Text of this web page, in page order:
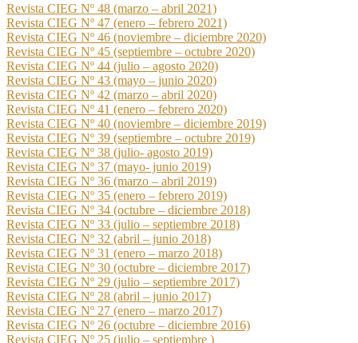
Revista CIEG Nº 25 (julio – septiembre )
Revista CIEG Nº 26 (octubre – diciembre 2016)
Revista CIEG Nº 27 (enero – marzo 2017)
Revista CIEG Nº 28 (abril – junio 2017)
Revista CIEG Nº 29 (julio – septiembre 2017)
Revista CIEG Nº 30 (octubre – diciembre 2017)
Revista CIEG Nº 31 (enero – marzo 2018)
Revista CIEG Nº 32 (abril – junio 2018)
Revista CIEG Nº 33 (julio – septiembre 2018)
Revista CIEG Nº 34 (octubre – diciembre 2018)
Revista CIEG Nº 35 (enero – febrero 2019)
Revista CIEG Nº 36 (marzo – abril 2019)
Revista CIEG Nº 37 (mayo- junio 2019)
Revista CIEG Nº 38 (julio- agosto 2019)
Revista CIEG Nº 39 (septiembre – octubre 2019)
Revista CIEG Nº 40 (noviembre – diciembre 2019)
Revista CIEG Nº 41 (enero – febrero 2020)
Revista CIEG Nº 42 (marzo – abril 2020)
Revista CIEG Nº 43 (mayo – junio 2020)
Revista CIEG Nº 44 (julio – agosto 2020)
Revista CIEG Nº 45 (septiembre – octubre 2020)
Revista CIEG Nº 46 (noviembre – diciembre 2020)
Revista CIEG Nº 47 (enero – febrero 2021)
Revista CIEG Nº 48 (marzo – abril 2021)